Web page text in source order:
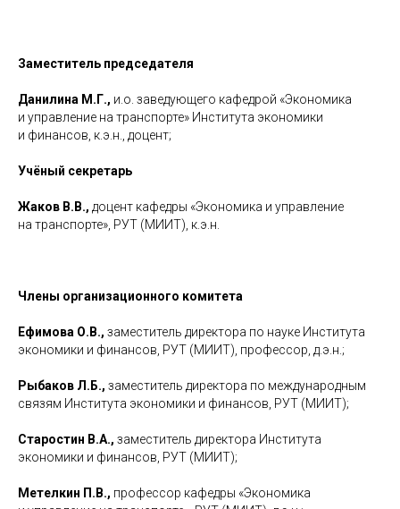
Заместитель председателя
Данилина М.Г., и.о. заведующего кафедрой «Экономика
и управление на транспорте» Института экономики
и финансов, к.э.н., доцент;
Учёный секретарь
Жаков В.В., доцент кафедры «Экономика и управление
на транспорте», РУТ (МИИТ), к.э.н.
Члены организационного комитета
Ефимова О.В., заместитель директора по науке Института
экономики и финансов, РУТ (МИИТ), профессор, д.э.н.;
Рыбаков Л.Б., заместитель директора по международным
связям Института экономики и финансов, РУТ (МИИТ);
Старостин В.А., заместитель директора Института
экономики и финансов, РУТ (МИИТ);
Метелкин П.В., профессор кафедры «Экономика